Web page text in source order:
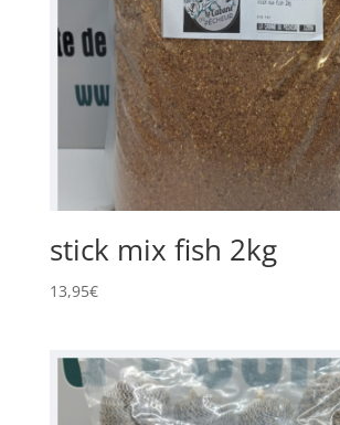
stick mix fish 2kg
13,95€